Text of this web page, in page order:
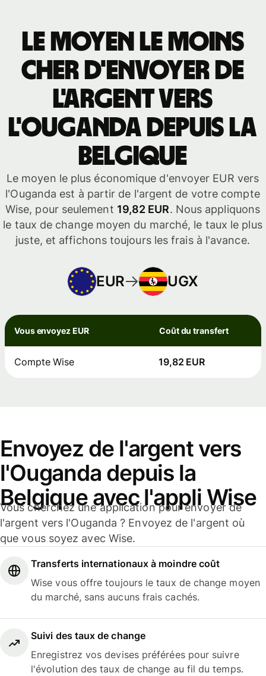
Le moyen le moins
cher d'envoyer de
l'argent vers
l'Ouganda depuis la
Belgique
Le moyen le plus économique d'envoyer EUR vers
l'Ouganda est à partir de l'argent de votre compte
Wise, pour seulement 19,82 EUR. Nous appliquons
le taux de change moyen du marché, le taux le plus
juste, et affichons toujours les frais à l'avance.
EUR UGX
Vous envoyez EUR Coût du transfert
Compte Wise 19,82 EUR
Envoyez de l'argent vers
l'Ouganda depuis la
Belgique avec l'appli Wise
Vous cherchez une application pour envoyer de
l'argent vers l'Ouganda ? Envoyez de l'argent où
que vous soyez avec Wise.
Transferts internationaux à moindre coût
Wise vous offre toujours le taux de change moyen
du marché, sans aucuns frais cachés.
Suivi des taux de change
Enregistrez vos devises préférées pour suivre
l'évolution des taux de change au fil du temps.